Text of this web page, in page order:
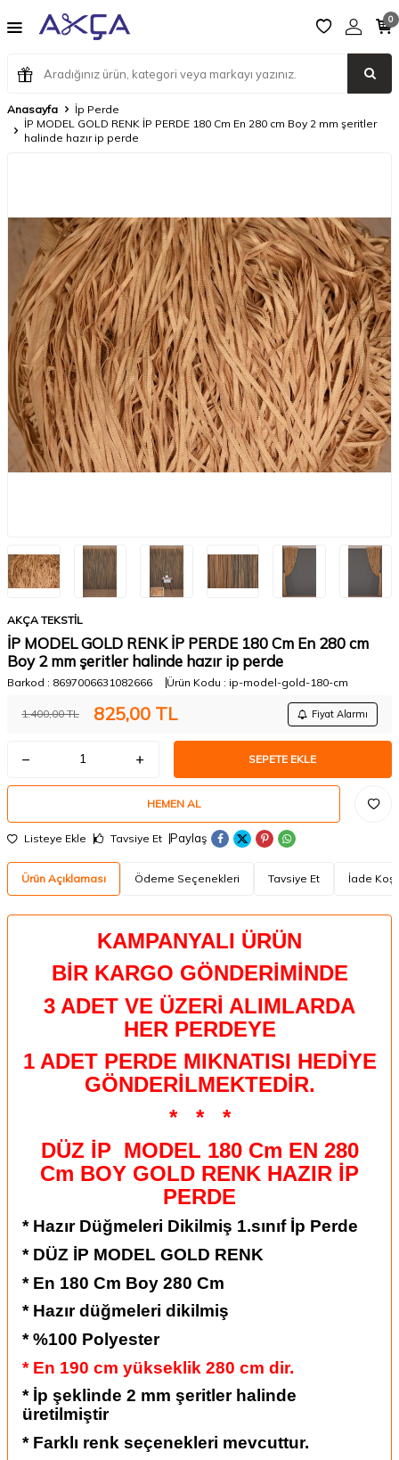
0
Anasayfa
İp Perde
İP MODEL GOLD RENK İP PERDE 180 Cm En 280 cm Boy 2 mm şeritler
halinde hazır ip perde
AKÇA TEKSTİL
İP MODEL GOLD RENK İP PERDE 180 Cm En 280 cm
Boy 2 mm şeritler halinde hazır ip perde
Barkod : 8697006631082666 Ürün Kodu : ip-model-gold-180-cm
1.400,00TL 825,00 TL Fiyat Alarmı
SEPETE EKLE
HEMEN AL
Listeye Ekle Tavsiye Et Paylaş
Ürün Açıklaması Ödeme Seçenekleri Tavsiye Et İade
KAMPANYALI ÜRÜN
BİR KARGO GÖNDERİMİNDE
3 ADET VE ÜZERİ ALIMLARDA
HER PERDEYE
1 ADET PERDE MIKNATISI HEDİYE
GÖNDERİLMEKTEDİR.
*
*
*
DÜZ İP MODEL 180 Cm EN 280
Cm BOY GOLD RENK HAZIR İP
PERDE
* Hazır Düğmeleri Dikilmiş 1.sınıf İp Perde
* DÜZ İP MODEL GOLD RENK
* En 180 Cm Boy 280 Cm
* Hazır düğmeleri dikilmiş
* %100 Polyester
* En 190 cm yükseklik 280 cm dir.
* İp şeklinde 2 mm şeritler halinde
üretilmiştir
* Farklı renk seçenekleri mevcuttur.